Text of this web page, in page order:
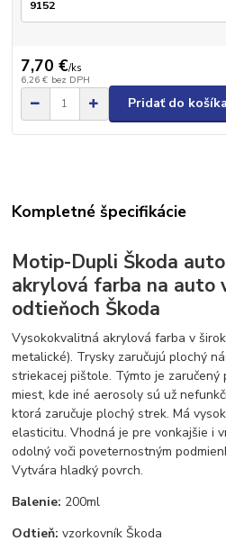
7,70 €/ks
6,26 € bez DPH
Pridať do košíka
Kompletné špecifikácie
Motip-Dupli Škoda
akrylová farba na auto
odtieňoch Škoda
Vysokokvalitná akrylová farba v
metalické). Trysky zaručujú plochý
striekacej pištole. Týmto je
miest, kde iné aerosoly sú už
ktorá zaručuje plochý strek. Má
elasticitu. Vhodná je pre vonkajšie i
odolný voči poveternostným
Vytvára hladký povrch.
Balenie: 200ml
Odtieň:vzorkovník Škoda